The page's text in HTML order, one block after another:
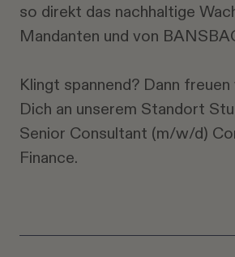
so direkt das nachhaltige
Mandanten und von
Klingt spannend? Dann
Dich an unserem Standort
Senior Consultant (m/w/d)
Finance.